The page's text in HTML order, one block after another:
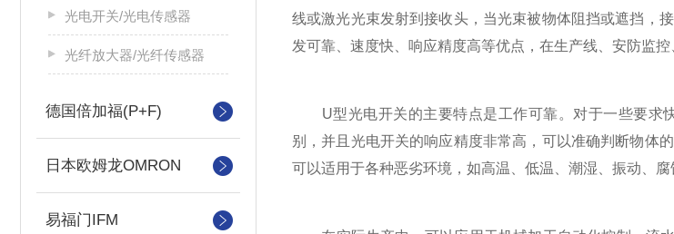
光电开关/光电传感器
光纤放大器/光纤传感器
德国倍加福(P+F)
日本欧姆龙OMRON
易福门IFM
线或激光光束发射到接收头，当光束被物体阻挡或遮挡，
发可靠、速度快、响应精度高等优点，在生产线、安防监控
U型光电开关的主要特点是工作可靠。对于一些要求
别，并且光电开关的响应精度非常高，可以准确判断物体
可以适用于各种恶劣环境，如高温、低温、潮湿、振动、腐